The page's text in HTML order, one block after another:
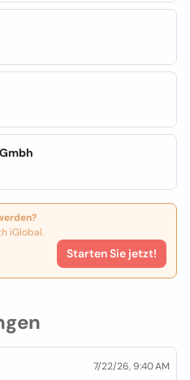
iGlobal.
Starten Sie jetzt!
7/22/26, 9:40 AM